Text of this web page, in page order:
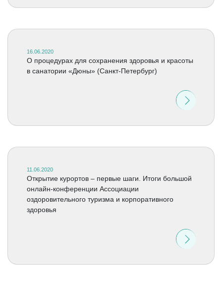
16.06.2020
О процедурах для сохранения здоровья и красоты
в санатории «Дюны» (Санкт-Петербург)
11.06.2020
Открытие курортов – первые шаги. Итоги большой
онлайн-конференции Ассоциации
оздоровительного туризма и корпоративного
здоровья